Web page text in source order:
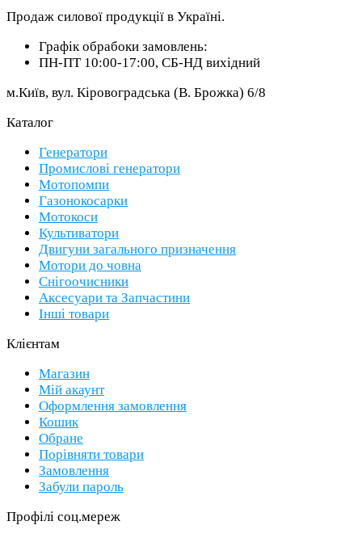
Продаж силової продукції в Україні.
Графік обрабоки замовлень:
ПН-ПТ 10:00-17:00, СБ-НД вихідний
м.Київ, вул. Кіровоградська (В. Брожка) 6/8
Каталог
Генератори
Промислові генератори
Мотопомпи
Газонокосарки
Мотокоси
Культиватори
Двигуни загального призначення
Мотори до човна
Снігоочисники
Аксесуари та Запчастини
Інші товари
Клієнтам
Магазин
Мій акаунт
Оформлення замовлення
Кошик
Обране
Порівняти товари
Замовлення
Забули пароль
Профілі соц.мереж